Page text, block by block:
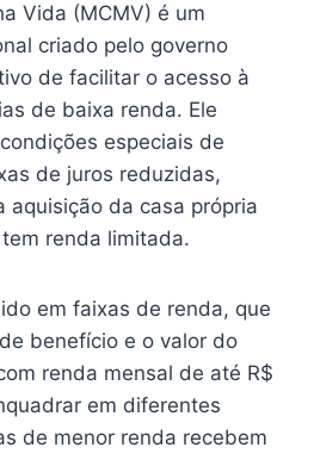
Vida (MCMV) é um
criado pelo governo
de facilitar o acesso à
de baixa renda. Ele
especiais de
de juros reduzidas,
aquisição da casa própria
renda limitada.
em faixas de renda, que
benefício e o valor do
renda mensal de até R$
em diferentes
de menor renda recebem